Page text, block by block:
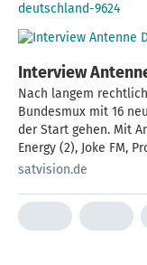
deutschland-9624
Interview
Nach langem
Bundesmux mit 16
der Start gehen. Mit
Energy (2), Joke FM,
Toggo Radio stehen
weitere
wird weiterhin
satvision.de